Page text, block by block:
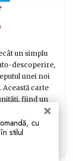
un simplu
descoperire,
unei noi
Această carte
fiind un
timpul câștigat.
și reflecții
și să alunge
și de efect
plăcut!
cu
stilul